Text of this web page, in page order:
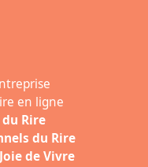
en ligne
du Rire
du Rire
de Vivre